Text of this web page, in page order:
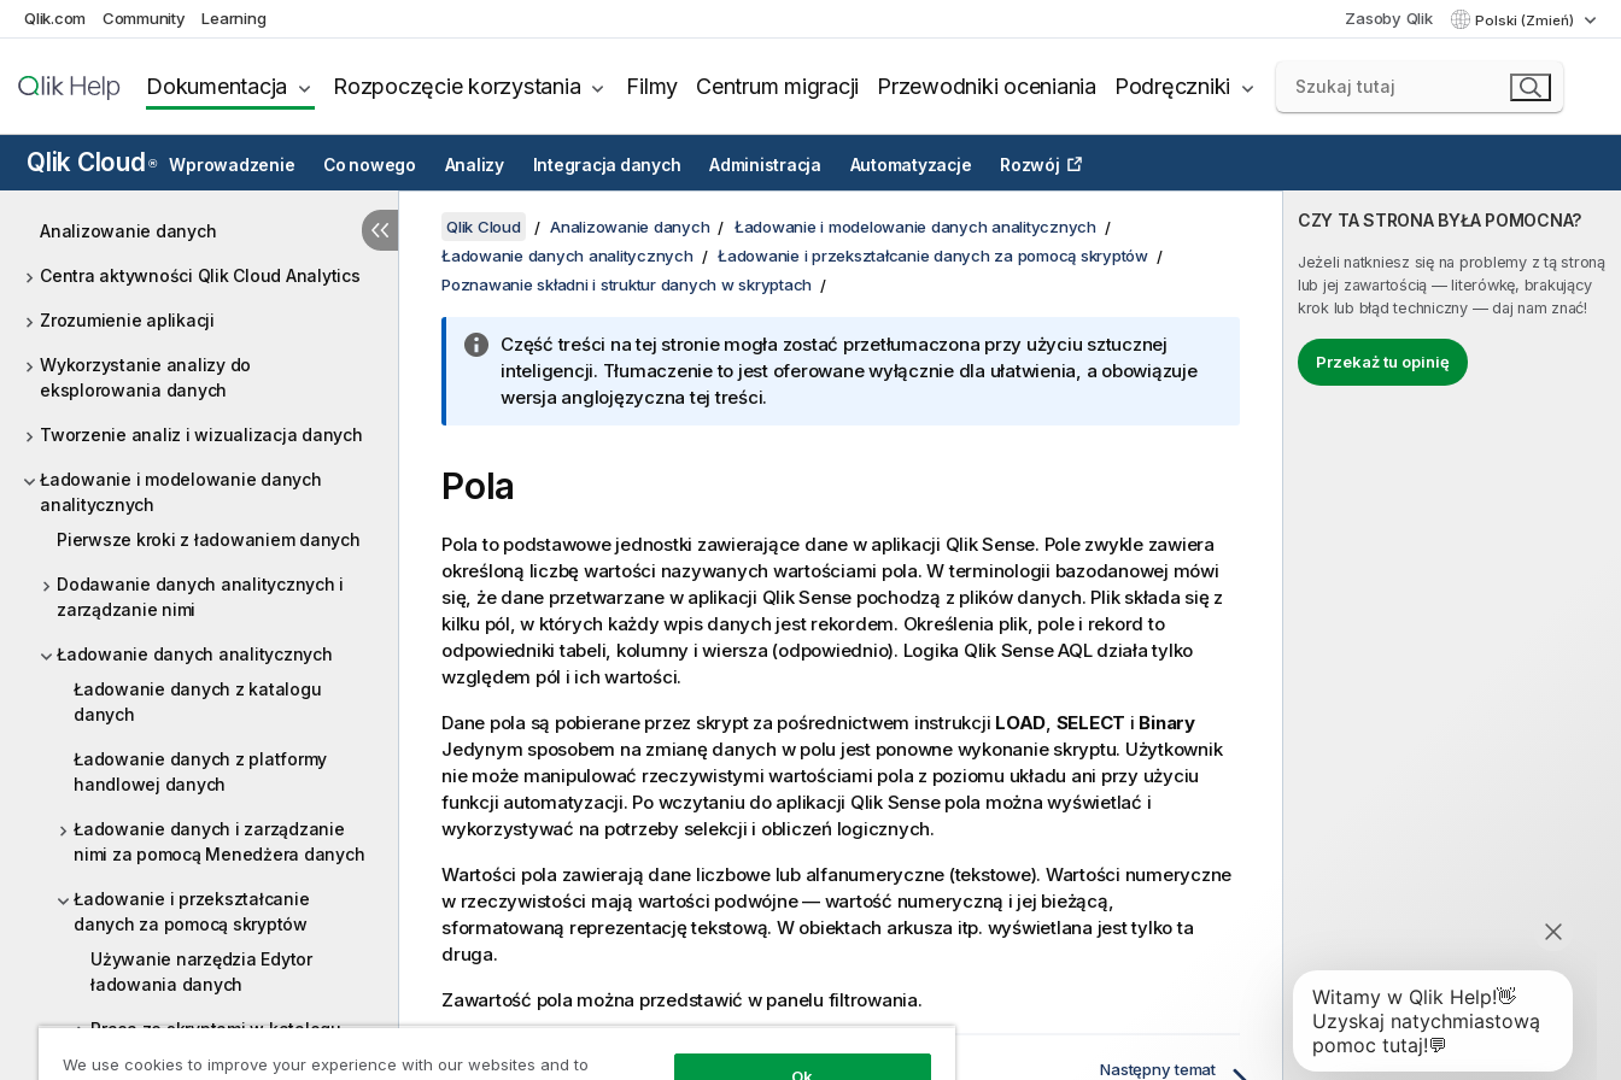
Qlik.com Community Learning Zasoby Qlik Polski (Zmień)
Dokumentacja Rozpoczęcie korzystania Filmy Centrum migracji Przewodniki oceniania Podręczniki
Qlik Cloud ® Wprowadzenie Co nowego Analizy Integracja danych Administracja Automatyzacje Rozwój
Analizowanie danych
Centra aktywności Qlik Cloud Analytics
Zrozumienie aplikacji
Wykorzystanie analizy do
eksplorowania danych
Tworzenie analiz i wizualizacja danych
Ładowanie i modelowanie danych
analitycznych
Pierwsze kroki z ładowaniem danych
Dodawanie danych analitycznych i
zarządzanie nimi
Ładowanie danych analitycznych
Ładowanie danych z katalogu
danych
Ładowanie danych z platformy
handlowej danych
Ładowanie danych i zarządzanie
nimi za pomocą Menedżera danych
Ładowanie i przekształcanie
danych za pomocą skryptów
Używanie narzędzia Edytor
ładowania danych
Praca ze skryptami w katalogu
Skrypty do ładowania lub
CZY TA STRONA BYŁA POMOCNA?
Jeżeli natkniesz się na problemy z tą stroną
lub jej zawartością — literówkę, brakujący
krok lub błąd techniczny — daj nam znać!
Przekaż tu opinię
Qlik Cloud Analizowanie danych
Ładowanie i modelowanie danych analitycznych
Ładowanie danych analitycznych
Ładowanie i przekształcanie danych za pomocą skryptów
Poznawanie składni i struktur danych w skryptach
Część treści na tej stronie mogła zostać przetłumaczona przy użyciu sztucznej
inteligencji. Tłumaczenie to jest oferowane wyłącznie dla ułatwienia, a obowiązuje
wersja anglojęzyczna tej treści.
Pola
Pola to podstawowe jednostki zawierające dane w aplikacji Qlik Sense. Pole zwykle zawiera
określoną liczbę wartości nazywanych wartościami pola. W terminologii bazodanowej mówi
się, że dane przetwarzane w aplikacji Qlik Sense pochodzą z plików danych. Plik składa się z
kilku pól, w których każdy wpis danych jest rekordem. Określenia plik, pole i rekord to
odpowiedniki tabeli, kolumny i wiersza (odpowiednio). Logika Qlik SenseAQL działa tylko
względem pól i ich wartości.
Dane pola są pobierane przez skrypt za pośrednictwem instrukcji LOAD, SELECT i Binary
Jedynym sposobem na zmianę danych w polu jest ponowne wykonanie skryptu. Użytkownik
nie może manipulować rzeczywistymi wartościami pola z poziomu układu ani przy użyciu
funkcji automatyzacji. Po wczytaniu do aplikacji Qlik Sensepola można wyświetlać i
wykorzystywać na potrzeby selekcji i obliczeń logicznych.
Wartości pola zawierają dane liczbowe lub alfanumeryczne (tekstowe). Wartości numeryczne
w rzeczywistości mają wartości podwójne — wartość numeryczną i jej bieżącą,
sformatowaną reprezentację tekstową. W obiektach arkusza itp. wyświetlana jest tylko ta
druga.
Zawartość pola można przedstawić w panelu filtrowania.
Poprzedni temat Następny temat
We use cookies to improve your experience with our websites and to